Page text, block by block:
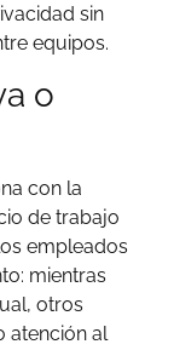
sin
equipos.
o
con la
de trabajo
empleados
mientras
otros
atención al